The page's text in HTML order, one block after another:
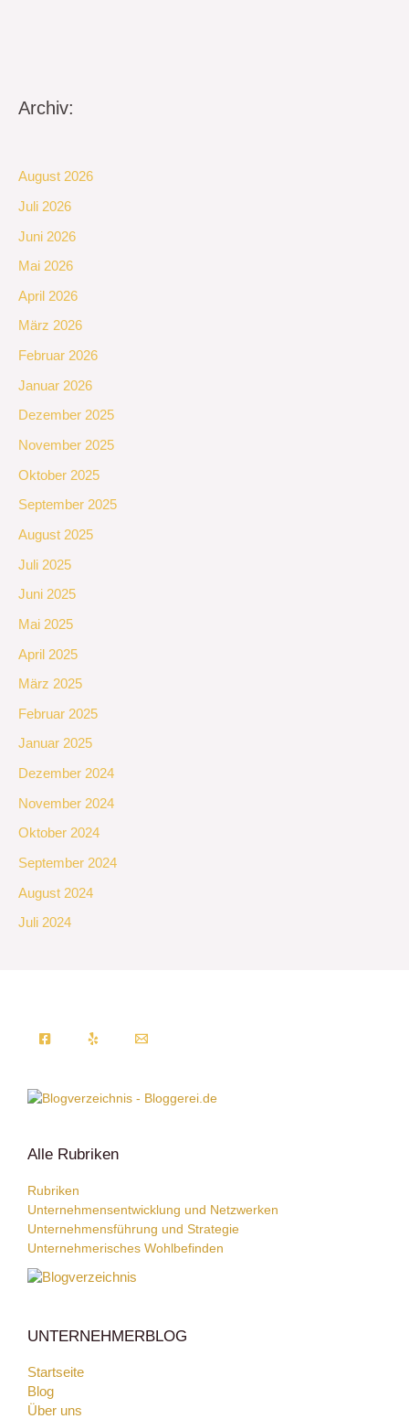
Archiv:
August 2026
Juli 2026
Juni 2026
Mai 2026
April 2026
März 2026
Februar 2026
Januar 2026
Dezember 2025
November 2025
Oktober 2025
September 2025
August 2025
Juli 2025
Juni 2025
Mai 2025
April 2025
März 2025
Februar 2025
Januar 2025
Dezember 2024
November 2024
Oktober 2024
September 2024
August 2024
Juli 2024
Alle Rubriken
Rubriken
Unternehmensentwicklung und Netzwerken
Unternehmensführung und Strategie
Unternehmerisches Wohlbefinden
UNTERNEHMERBLOG
Startseite
Blog
Über uns